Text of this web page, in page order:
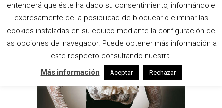
entenderá que éste ha dado su consentimiento, informándole
expresamente de la posibilidad de bloquear o eliminar las
cookies instaladas en su equipo mediante la configuración de
las opciones del navegador. Puede obtener más información a
este respecto consultando nuestra.
Más información
Aceptar Rechazar